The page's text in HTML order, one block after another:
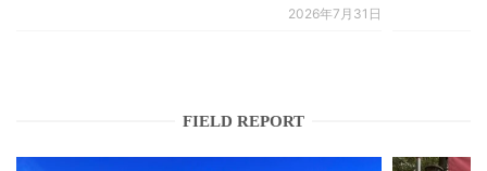
2026年7月31日
FIELD REPORT